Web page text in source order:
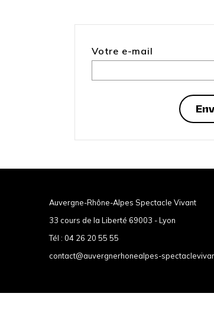
Votre e-mail
Auvergne-Rhône-Alpes Spectacle Vivant
33 cours de la Liberté 69003 - Lyon
Tél : 04 26 20 55 55
contact@auvergnerhonealpes-